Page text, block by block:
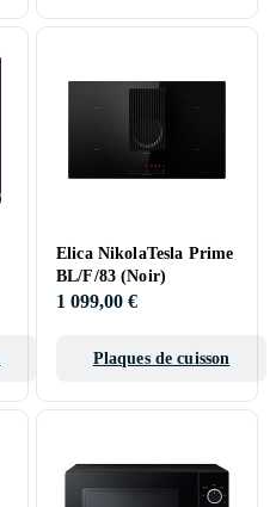
Elica NikolaTesla Prime
BL/F/83 (Noir)
1 099,00 €
Plaques de cuisson